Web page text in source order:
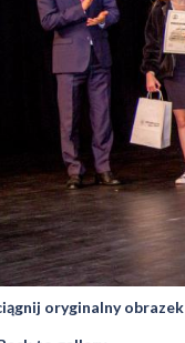
oryginalny obrazek